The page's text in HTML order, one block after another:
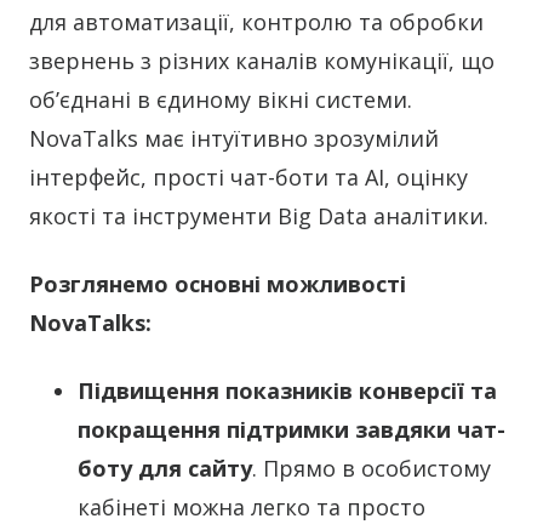
для автоматизації, контролю та обробки
звернень з різних каналів комунікації, що
об’єднані в єдиному вікні системи.
NovaTalks має інтуїтивно зрозумілий
інтерфейс, прості чат-боти та АІ, оцінку
якості та інструменти Big Data аналітики.
Розглянемо основні можливості
NovaTalks:
Підвищення показників конверсії та
покращення підтримки завдяки чат-
боту для сайту. Прямо в особистому
кабінеті можна легко та просто